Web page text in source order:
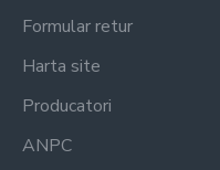
Formular retur
Harta site
Producatori
ANPC